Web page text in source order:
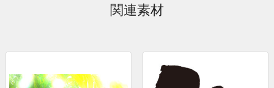
関連素材